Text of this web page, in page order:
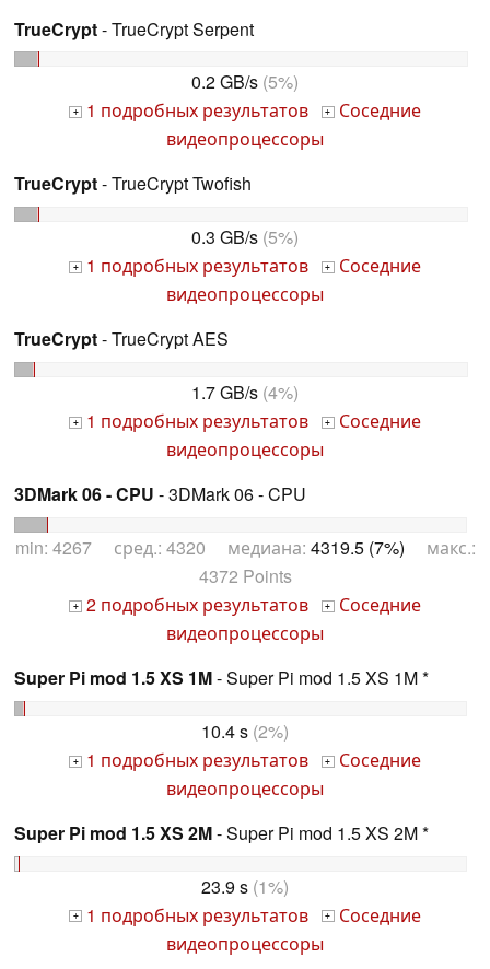
TrueCrypt- TrueCrypt Serpent
0.2 GB/s (5%)
+ 1 подробных результатов + Соседние
видеопроцессоры
TrueCrypt- TrueCrypt Twofish
0.3 GB/s (5%)
+ 1 подробных результатов + Соседние
видеопроцессоры
TrueCrypt- TrueCrypt AES
1.7 GB/s (4%)
+ 1 подробных результатов + Соседние
видеопроцессоры
3DMark 06 - CPU - 3DMark 06 - CPU
min: 4267 сред.: 4320 медиана: 4319.5 (7%) макс.:
4372 Points
+ 2 подробных результатов + Соседние
видеопроцессоры
Super Pi mod 1.5 XS 1M- Super Pi mod 1.5 XS 1M *
10.4 s (2%)
+ 1 подробных результатов + Соседние
видеопроцессоры
Super Pi mod 1.5 XS 2M- Super Pi mod 1.5 XS 2M *
23.9 s (1%)
+ 1 подробных результатов + Соседние
видеопроцессоры